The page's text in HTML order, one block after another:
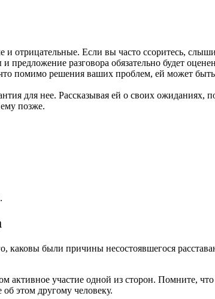
отрицательные. Если вы часто ссоритесь,
предложение разговора обязательно будет
помимо решения ваших проблем, ей может
для нее. Рассказывая ей о своих ожиданиях,
позже.
каковы были причины несостоявшегося
участие одной из сторон. Помните,
об этом другому человеку.